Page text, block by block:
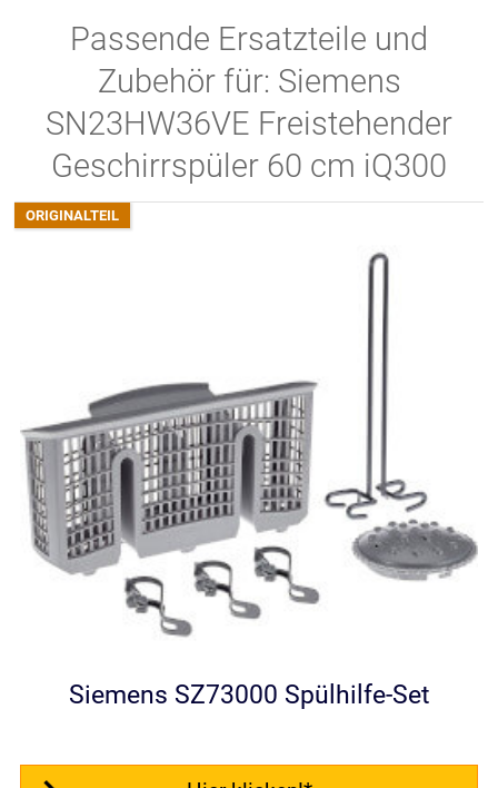
Passende Ersatzteile und
Zubehör für: Siemens
SN23HW36VE Freistehender
Geschirrspüler 60 cm iQ300
Siemens SZ73000 Spülhilfe-Set